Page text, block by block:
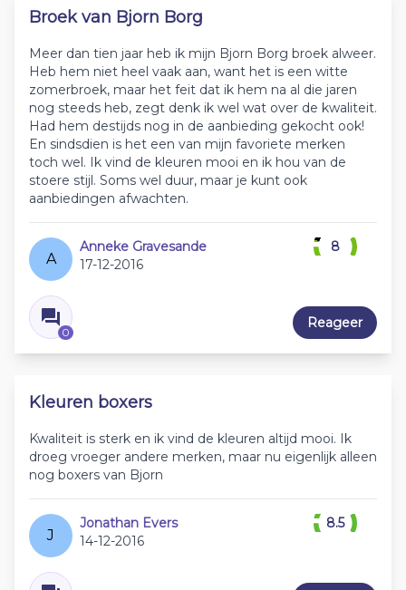
Broek van Bjorn Borg
Meer dan tien jaar heb ik mijn Bjorn Borg broek alweer.
Heb hem niet heel vaak aan, want het is een witte
zomerbroek, maar het feit dat ik hem na al die jaren
nog steeds heb, zegt denk ik wel wat over de kwaliteit.
Had hem destijds nog in de aanbieding gekocht ook!
En sindsdien is het een van mijn favoriete merken
toch wel. Ik vind de kleuren mooi en ik hou van de
stoere stijl. Soms wel duur, maar je kunt ook
aanbiedingen afwachten.
A
Anneke Gravesande
17-12-2016
0
8
Reageer
Kleuren boxers
Kwaliteit is sterk en ik vind de kleuren altijd mooi. Ik
droeg vroeger andere merken, maar nu eigenlijk alleen
nog boxers van Bjorn
J
Jonathan Evers
14-12-2016
8.5